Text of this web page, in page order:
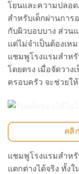
โยนและความปลอ
สำหรับเด็กผ่านการ
กับผิวบอบบาง ส่วน
แต่ไม่จำเป็นต้องเห
แชมพูโรงแรมสำหรั
โดยตรง เมื่อจัดวา
ครอบครัว จะช่วยใ
คลิ
แชมพูโรงแรมสำหรั
แตกต่างได้จริง ทั้ง